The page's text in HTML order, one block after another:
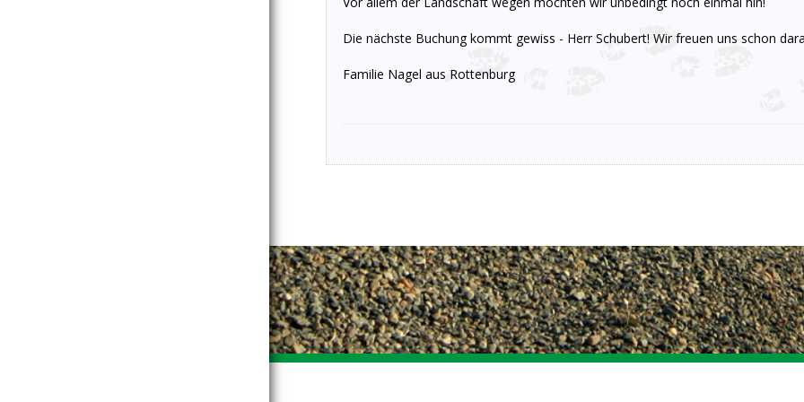
Die nächste Buchung kommt gewiss - Herr Schubert! Wir freuen uns schon
Familie Nagel aus Rottenburg